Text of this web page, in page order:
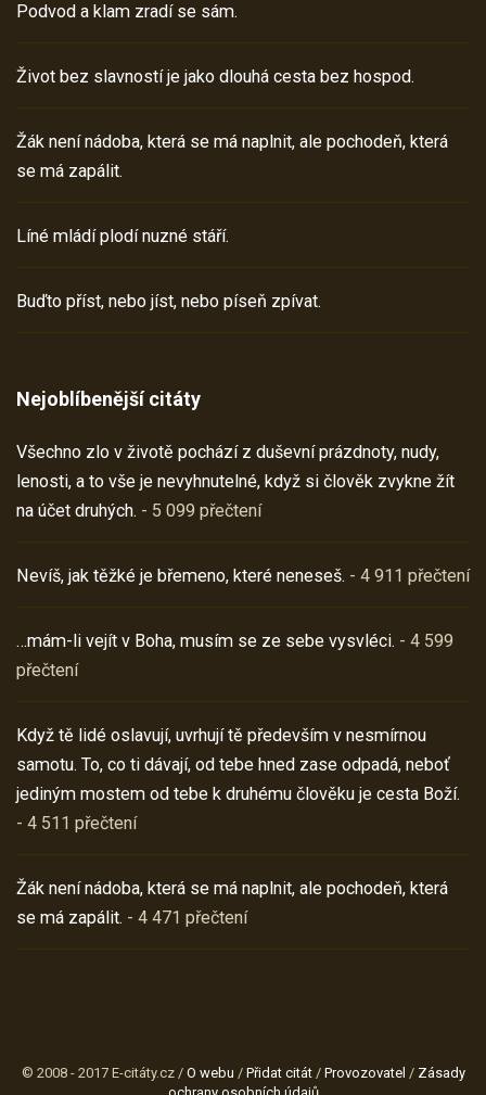
Podvod a klam zradí se sám.
Život bez slavností je jako dlouhá cesta bez hospod.
Žák není nádoba, která se má naplnit, ale pochodeň, která
se má zapálit.
Líné mládí plodí nuzné stáří.
Buďto příst, nebo jíst, nebo píseň zpívat.
Nejoblíbenější citáty
Všechno zlo v životě pochází z duševní prázdnoty, nudy,
lenosti, a to vše je nevyhnutelné, když si člověk zvykne žít
na účet druhých. - 5 099 přečtení
Nevíš, jak těžké je břemeno, které neneseš. - 4 911 přečtení
…mám-li vejít v Boha, musím se ze sebe vysvléci. - 4 599
přečtení
Když tě lidé oslavují, uvrhují tě především v nesmírnou
samotu. To, co ti dávají, od tebe hned zase odpadá, neboť
jediným mostem od tebe k druhému člověku je cesta Boží.
- 4 511 přečtení
Žák není nádoba, která se má naplnit, ale pochodeň, která
se má zapálit. - 4 471 přečtení
© 2008 - 2017 E-citáty.cz / O webu / Přidat citát/ Provozovatel / Zásady